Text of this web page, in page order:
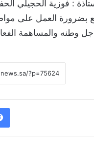
: فوزية الحجيلي
بضرورة العمل على
وطنه والمساهمة